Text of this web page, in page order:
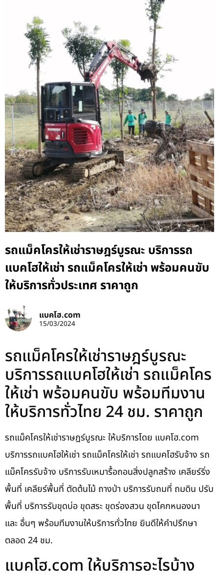
รถแม็คโครให้เช่าราษฎร์บูรณะ บริการรถ
แบคโฮให้เช่า รถแม็คโครให้เช่า พร้อมคนขับ
ให้บริการทั่วประเทศ ราคาถูก
แบคโฮ.com
15/03/2024
รถแม็คโครให้เช่าราษฎร์บูรณะ
บริการรถแบคโฮให้เช่า รถแม็คโคร
ให้เช่า พร้อมคนขับ พร้อมทีมงาน
ให้บริการทั่วไทย 24 ชม. ราคาถูก
รถแม็คโครให้เช่าราษฎร์บูรณะ ให้บริการโดย แบคโฮ.com
บริการรถแบคโฮให้เช่า รถแม็คโครให้เช่า รถแบคโฮรับจ้าง รถ
แม็คโครรับจ้าง บริการรับเหมารื้อถอนสิ่งปลูกสร้าง เคลียร์ริ่ง
พื้นที่ เคลียร์พื้นที่ ตัดต้นไม้ ถางป่า บริการรับถมที่ ถมดิน ปรับ
พื้นที่ บริการรับขุดบ่อ ขุดสระ ขุดร่องสวน ขุดโคกหนองนา
และ อื่นๆ พร้อมทีมงานให้บริการทั่วไทย ยินดีให้คำปรึกษา
ตลอด 24 ชม.
แบคโฮ.com ให้บริการอะไรบ้าง